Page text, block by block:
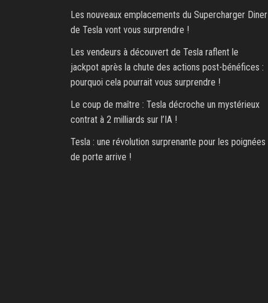
Les nouveaux emplacements du Supercharger Diner
de Tesla vont vous surprendre !
Les vendeurs à découvert de Tesla raflent le
jackpot après la chute des actions post-bénéfices :
pourquoi cela pourrait vous surprendre !
Le coup de maître : Tesla décroche un mystérieux
contrat à 2 milliards sur l’IA !
Tesla : une révolution surprenante pour les poignées
de porte arrive !